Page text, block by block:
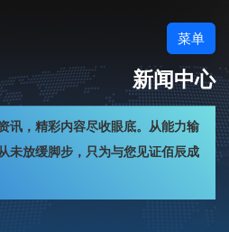
菜单
新闻中心
讯，精彩内容尽收眼底。从能力输
未放缓脚步，只为与您见证佰辰成